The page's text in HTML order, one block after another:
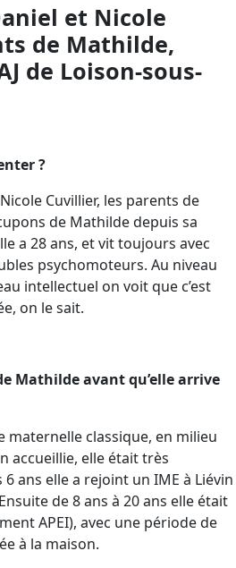
et Nicole
de Mathilde,
de Loison-sous-
?
Cuvillier, les parents de
de Mathilde depuis sa
a 28 ans, et vit toujours avec
psychomoteurs. Au niveau
intellectuel on voit que c’est
on le sait.
Mathilde avant qu’elle arrive
maternelle classique, en milieu
accueillie, elle était très
ans elle a rejoint un IME à Liévin
de 8 ans à 20 ans elle était
APEI), avec une période de
à la maison.